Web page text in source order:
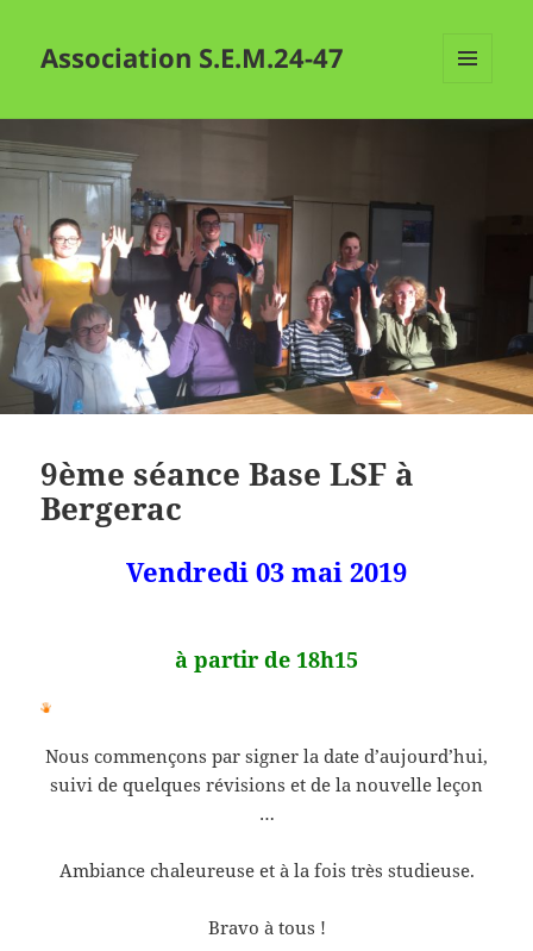
Association S.E.M.24-47
9ème séance Base LSF à
Bergerac
Vendredi 03 mai 2019
à partir de 18h15
Nous commençons par signer la date d’aujourd’hui,
suivi de quelques révisions et de la nouvelle leçon
…
Ambiance chaleureuse et à la fois très studieuse.
Bravo à tous !